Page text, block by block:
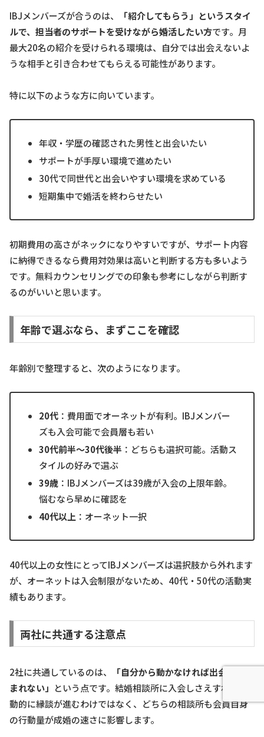
IBJメンバーズが合うのは、
「紹介してもらう」というスタイ
ルで、担当者のサポートを受けながら婚活したい方です。月
最大20名の紹介を受けられる環境は、自分では出会えないよ
うな相手と引き合わせてもらえる可能性があります。
特に以下のような方に向いています。
年収・学歴の確認された男性と出会いたい
サポートが手厚い環境で進めたい
30代で同世代と出会いやすい環境を求めている
短期集中で婚活を終わらせたい
初期費用の高さがネックになりやすいですが、サポート内容
に納得できるなら費用対効果は高いと判断する方も多いよう
です。無料カウンセリングでの印象も参考にしながら判断す
るのがいいと思います。
年齢で選ぶなら、まずここを確認
年齢別で整理すると、次のようになります。
20代 ：費用面でオーネットが有利。IBJメンバー
ズも入会可能で会員層も若い
30代前半〜30代後半 ：どちらも選択可能。活動ス
タイルの好みで選ぶ
39歳 ：IBJメンバーズは39歳が入会の上限年齢。
悩むなら早めに確認を
40代以上 ：オーネット一択
40代以上の女性にとってIBJメンバーズは選択肢から外れます
が、オーネットは入会制限がないため、40代・50代の活動実
績もあります。
両社に共通する注意点
2社に共通しているのは、
「自分から動かなければ出会いは生
まれない」 という点です。結婚相談所に入会しさえすれば自
動的に縁談が進むわけではなく、どちらの相談所も会員自身
の行動量が成婚の速さに影響します。